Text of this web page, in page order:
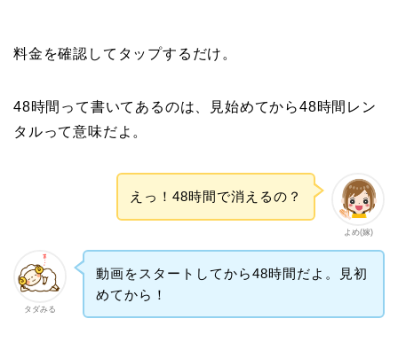
料金を確認してタップするだけ。
48時間って書いてあるのは、見始めてから48時間レン
タルって意味だよ。
よめ(嫁)
えっ！48時間で消えるの？
タダみる
動画をスタートしてから48時間だよ。見初
めてから！